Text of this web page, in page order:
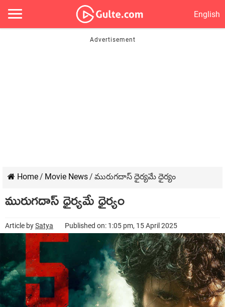
English
Home/ Movie News/ మురుగదాస్‌ ధైర్యమే ధైర్యం
మురుగదాస్‌ ధైర్యమే ధైర్యం
Article bySatya Published on: 1:05 pm, 15 April 2025